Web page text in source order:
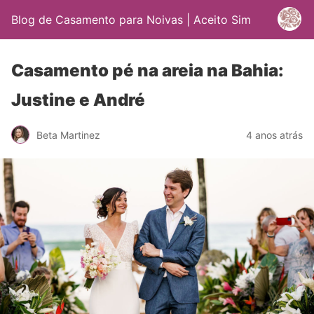
Blog de Casamento para Noivas | Aceito Sim
Casamento pé na areia na Bahia:
Justine e André
Beta Martinez 4 anos atrás